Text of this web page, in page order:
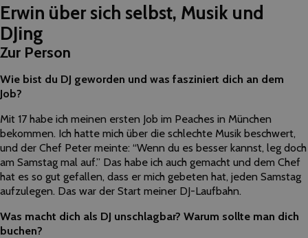
Erwin über sich selbst, Musik und
DJing
Zur Person
Wie bist du DJ geworden und was fasziniert dich an dem
Job?
Mit 17 habe ich meinen ersten Job im Peaches in München
bekommen. Ich hatte mich über die schlechte Musik beschwert,
und der Chef Peter meinte: “Wenn du es besser kannst, leg doch
am Samstag mal auf.” Das habe ich auch gemacht und dem Chef
hat es so gut gefallen, dass er mich gebeten hat, jeden Samstag
aufzulegen. Das war der Start meiner DJ-Laufbahn.
Was macht dich als DJ unschlagbar? Warum sollte man dich
buchen?